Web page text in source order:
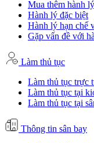
Mua thêm hành
Hành lý đặc biệt
Hành lý hạn chế
Gặp vấn đề với
Làm thủ tục
Làm thủ tục trực
Làm thủ tục tại
Làm thủ tục tại
Thông tin sân bay